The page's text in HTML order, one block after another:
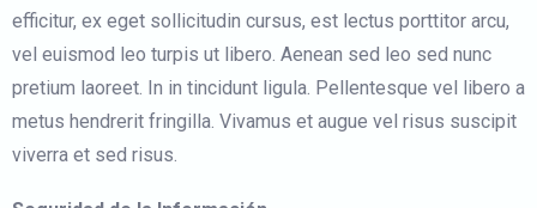
efficitur, ex eget sollicitudin cursus, est lectus porttitor arcu,
vel euismod leo turpis ut libero. Aenean sed leo sed nunc
pretium laoreet. In in tincidunt ligula. Pellentesque vel libero a
metus hendrerit fringilla. Vivamus et augue vel risus suscipit
viverra et sed risus.